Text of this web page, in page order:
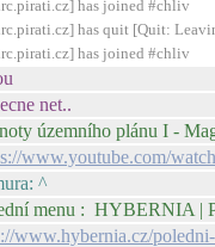
has joined #chliv
has quit [Quit:
has joined #chliv
net..
územního plánu I -
www.youtube.com/
^
menu : HYBERNIA |
www.hybernia.cz/